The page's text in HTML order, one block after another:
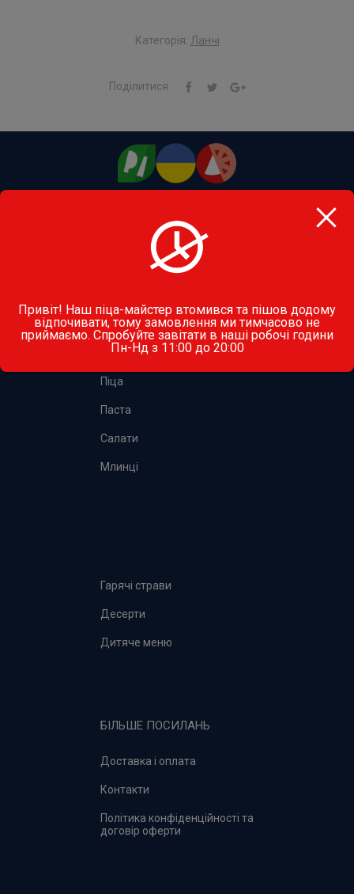
Категорія: Ланчі
Поділитися
066 132 11 11
МЕНЮ
Піца
Паста
Салати
Млинці
Гарячі страви
Десерти
Дитяче меню
БІЛЬШЕ ПОСИЛАНЬ
Доставка і оплата
Контакти
Політика конфіденційності та
договір оферти
Привіт! Наш піца-майстер втомився та пішов додому
відпочивати, тому замовлення ми тимчасово не
приймаємо. Спробуйте завітати в наші робочі години
Пн-Нд з 11:00 до 20:00